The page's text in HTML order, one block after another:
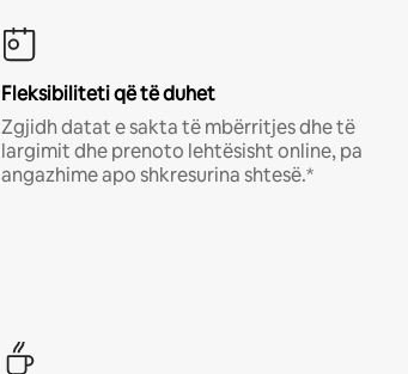
Fleksibiliteti që të duhet
Zgjidh datat e sakta të mbërritjes dhe të
largimit dhe prenoto lehtësisht online, pa
angazhime apo shkresurina shtesë.*